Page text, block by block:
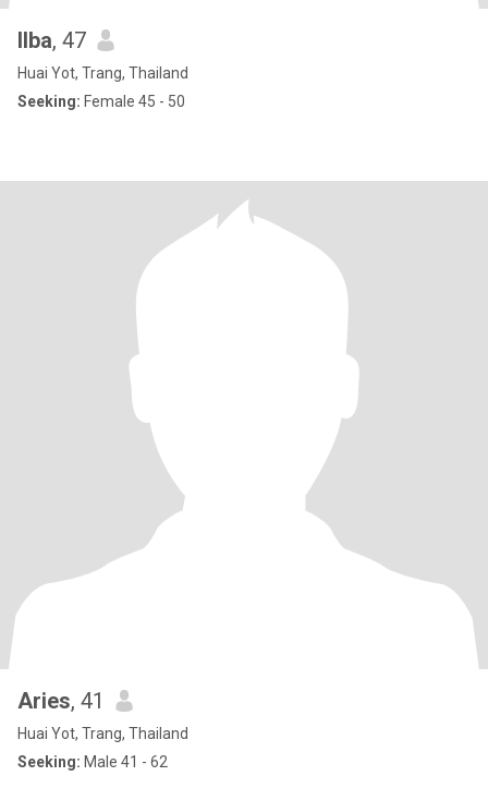
Ilba, 47
Huai Yot, Trang, Thailand
Seeking: Female 45 - 50
Aries, 41
Huai Yot, Trang, Thailand
Seeking: Male 41 - 62